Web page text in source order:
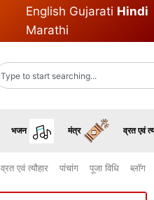
English Gujarati Hindi
Marathi
भजन मंत्र व्रत एवं
व्रत एवं त्यौहार पांचांग पूजा विधि ब्लॉग